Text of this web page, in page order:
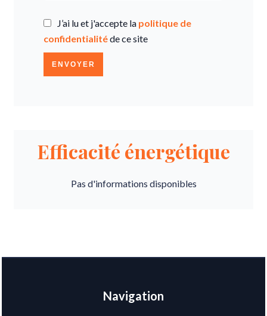
J’ai lu et j'accepte la politique de
confidentialitéde ce site
ENVOYER
Efficacité énergétique
Pas d'informations disponibles
Navigation